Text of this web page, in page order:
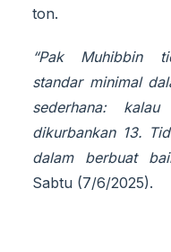
ton.
“Pak Muhibbin
standar minimal
sederhana:
dikurbankan 13.
dalam berbuat
Sabtu (7/6/2025).